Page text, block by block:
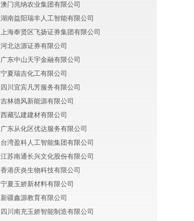
澳门兆纳农业集团有限公司
湖南益阳瑞丰人工智能有限公司
上海奉贤区飞扬证券集团有限公司
河北达源证券有限公司
广东中山天宇金融有限公司
宁夏瑞吉化工有限公司
四川宜宾凡芳服务有限公司
吉林德风新能源有限公司
西藏弘建建材有限公司
广东从化区优达服务有限公司
台湾盈科人工智能集团有限公司
江苏南通长兴文化股份有限公司
香港庆炎生物科技有限公司
宁夏玉娇新材料有限公司
新疆鑫源教育有限公司
四川南充玉娇智能制造有限公司